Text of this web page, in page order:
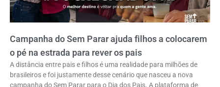
Campanha do Sem Parar ajuda filhos a colocarem
o pé na estrada para rever os pais
A distância entre pais e filhos é uma realidade para milhões de
brasileiros e foi justamente desse cenário que nasceu a nova
campanha do Sem Parar para o Dia dos Pais. A plataforma de